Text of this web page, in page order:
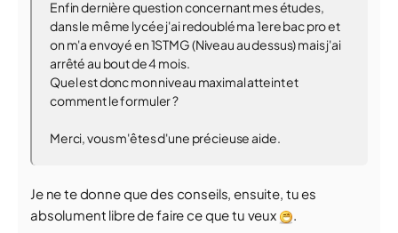
Enfin dernière question concernant mes études,
dans le même lycée j'ai redoublé ma 1ere bac pro et
on m'a envoyé en 1STMG (Niveau au dessus) mais j'ai
arrêté au bout de 4 mois.
Quel est donc mon niveau maximal atteint et
comment le formuler ?
Merci, vous m'êtes d'une précieuse aide.
Je ne te donne que des conseils, ensuite, tu es
absolument libre de faire ce que tu veux
.